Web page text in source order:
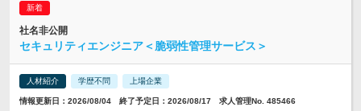
社名非公開
セキュリティエンジニア＜脆弱性管理サービス＞
人材紹介 学歴不問 上場企業
情報更新日：2026/08/04 終了予定日：2026/08/17 求人管理No. 485466